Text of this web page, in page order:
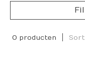
0 producten